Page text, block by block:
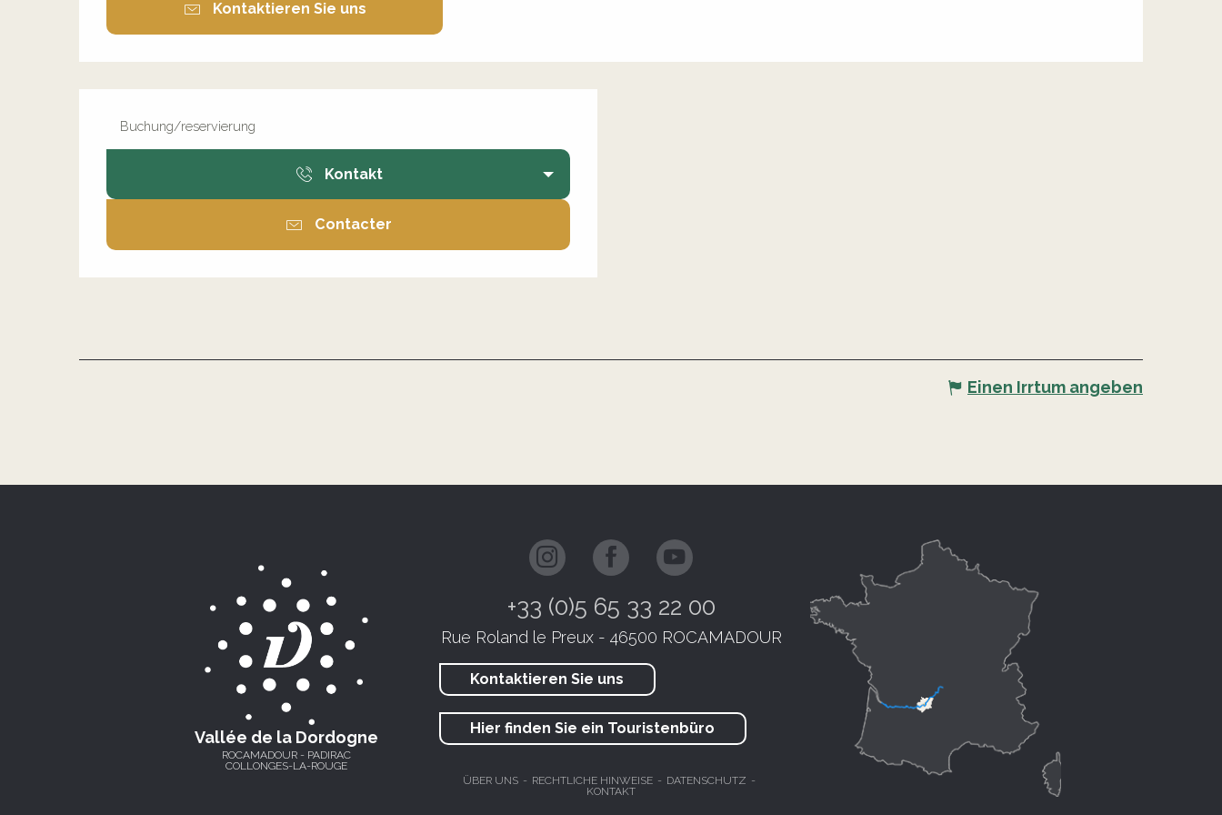
Kontaktieren Sie uns
Buchung/reservierung
Kontakt
Contacter
Einen Irrtum angeben
Vallée de la Dordogne
ROCAMADOUR - PADIRAC
COLLONGES-LA-ROUGE
+33 (0)5 65 33 22 00
Rue Roland le Preux - 46500 ROCAMADOUR
Kontaktieren Sie uns
Hier finden Sie ein Touristenbüro
ÜBER UNS RECHTLICHE HINWEISE
DATENSCHUTZ
KONTAKT